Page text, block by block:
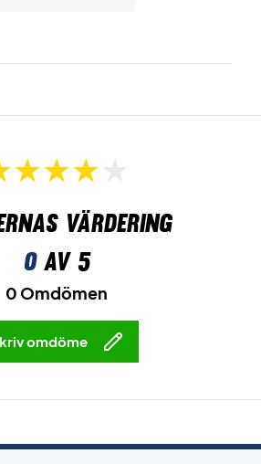
värdering
0av 5
0 Omdömen
omdöme